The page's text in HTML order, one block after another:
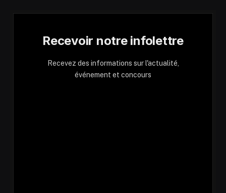
Recevoir notre infolettre
Recevez des informations sur l'actualité,
événement et concours